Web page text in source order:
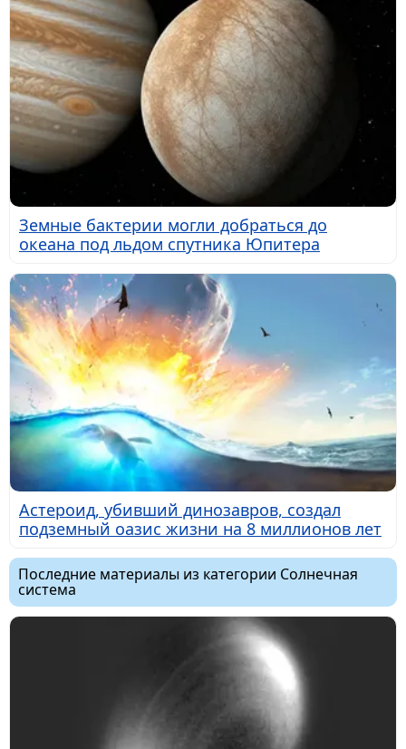
Земные бактерии могли добраться до
океана под льдом спутника Юпитера
Астероид, убивший динозавров, создал
подземный оазис жизни на 8 миллионов лет
Последние материалы из категории Солнечная
система